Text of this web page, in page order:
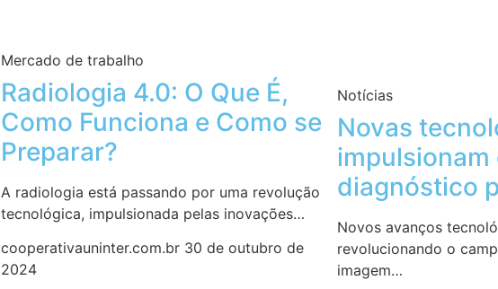
Mercado de trabalho
Radiologia 4.0: O Que É,
Como Funciona e Como se
Preparar?
A radiologia está passando por uma revolução
tecnológica, impulsionada pelas inovações…
cooperativauninter.com.br 30 de outubro de
2024
Notícias
Novas
impulsionam
diagnóstico
Novos avanços
revolucionando o
imagem…